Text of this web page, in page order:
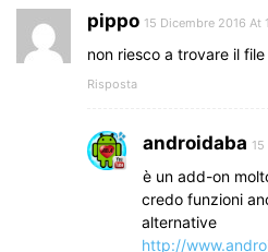
pippo 15 Dicembre 2016 At
non riesco a trovare il
Risposta
androidaba
è un add-on
credo funzioni
alternative
http://